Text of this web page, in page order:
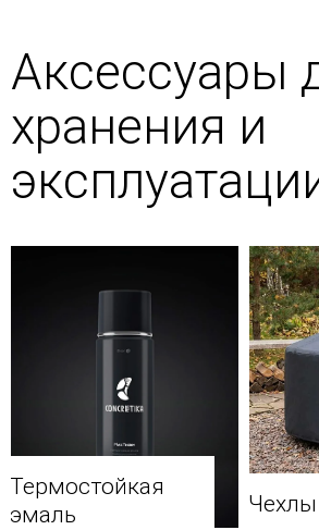
Аксессуары
хранения и
Термостойкая
эмаль